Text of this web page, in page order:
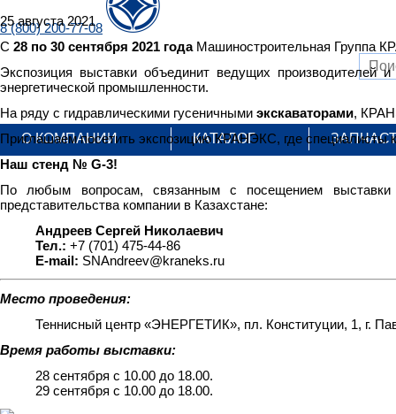
8 (800) 200-77-08
О КОМПАНИИ КАТАЛОГ
25 августа 2021
С 28 по 30 сентября 2021 годаМашиностроительная Группа
Экспозиция выставки объединит ведущих производителей
энергетической промышленности.
На ряду с гидравлическими гусеничными экскаваторами,
Приглашаем посетить экспозицию КРАНЭКС, где специалисты
Наш стенд № G-3!
По любым вопросам, связанным с посещением выставки
представительства компании в Казахстане:
Андреев Сергей Николаевич
Тел.: +7 (701) 475-44-86
E-mail: SNAndreev@kraneks.ru
Место проведения:
Теннисный центр «ЭНЕРГЕТИК», пл. Конституции, 1, г.
Время работы выставки:
28 сентября с 10.00 до 18.00.
29 сентября с 10.00 до 18.00.